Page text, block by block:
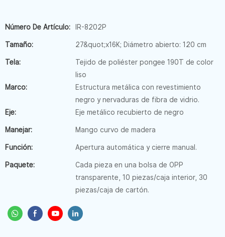
Número De Artículo: IR-8202P
Tamaño: 27&quot;x16K; Diámetro abierto: 120 cm
Tela:
Tejido de poliéster pongee 190T de color
liso
Marco:
Estructura metálica con revestimiento
negro y nervaduras de fibra de vidrio.
Eje:
Eje metálico recubierto de negro
Manejar: Mango curvo de madera
Función: Apertura automática y cierre manual.
Paquete:
Cada pieza en una bolsa de OPP
transparente, 10 piezas/caja interior, 30
piezas/caja de cartón.